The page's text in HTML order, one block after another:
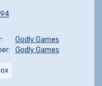
Godly Games
Godly Games